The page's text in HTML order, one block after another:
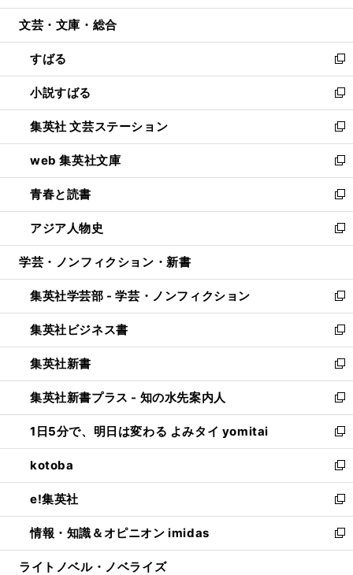
開
ウ
開
く
ン
ウ
で
開
く
ウ
ン
ド
ウ
で
開
く
文芸・文庫・総合
すばる
新
し
い
ウ
ィ
ン
ド
ウ
で
開
く
小説すばる
新
し
い
ウ
ィ
ン
ド
ウ
で
開
集英社 文芸ステーション
新
し
い
ウ
ィ
ン
ド
ウ
開
く
web 集英社文庫
新
し
い
ウ
ィ
ン
ウ
で
開
く
青春と読書
新
し
い
ウ
ン
ド
ウ
で
開
く
アジア人物史
新
し
ウ
ィ
ン
ド
ウ
で
開
く
学芸・ノンフィクション・新書
集英社学芸部 - 学芸・ノンフィクション
新
し
い
ウ
ィ
ン
ド
ウ
で
開
く
集英社ビジネス書
新
し
い
ウ
ィ
ン
ド
ウ
で
開
く
集英社新書
新
し
い
ウ
ィ
ン
ド
ウ
で
開
く
集英社新書プラス - 知の水先案内人
新
し
い
ウ
ィ
ン
ド
ウ
で
開
1日5分で、明日は変わる よみタイ yomitai
新
し
い
ウ
ィ
ン
ド
ウ
kotoba
新
し
い
ウ
ィ
ン
e!集英社
新
し
い
ウ
情報・知識＆オピニオン imidas
新
し
ライトノベル・ノベライズ